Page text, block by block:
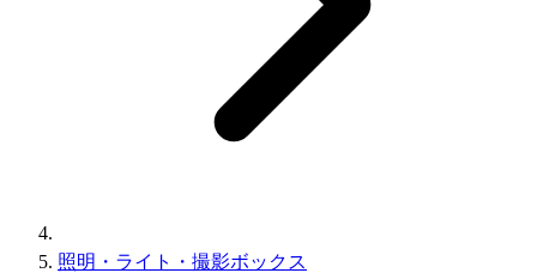
照明・ライト・撮影ボックス